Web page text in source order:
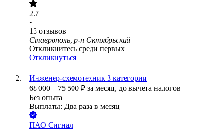
2.7
•
13 отзывов
Ставрополь, р-н Октябрьский
Откликнитесь среди первых
Откликнуться
Инженер-схемотехник 3 категории
68 000 – 75 500 ₽ за месяц, до вычета налогов
Без опыта
Выплаты: Два раза в месяц
ПАО Сигнал